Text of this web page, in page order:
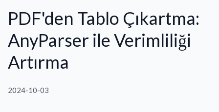
PDF'den Tablo Çıkartma:
AnyParser ile Verimliliği
Artırma
2024-10-03